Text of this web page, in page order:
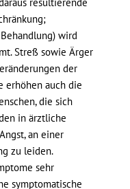
wird
Streß sowie Ärger
der
erhöhen auch die
die sich
in ärztliche
an einer
zu leiden.
sehr
symptomatische